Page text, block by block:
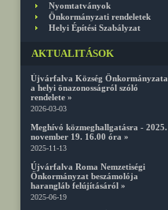
Nyomtatványok
Önkormányzati rendeletek
Helyi Építési Szabályzat
AKTUALITÁSOK
Újvárfalva Község Önkormányzata
a helyi önazonosságról szóló
rendelete »
2026-03-03
Meghívó közmeghallgatásra - 2025.
november 19. 16.00 óra »
2025-11-13
Újvárfalva Roma Nemzetiségi
Önkormányzat beszámolója
harangláb felújításáról »
2025-06-19